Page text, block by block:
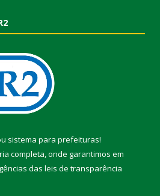
sistema para prefeituras!
completa, onde garantimos em
das leis de transparência